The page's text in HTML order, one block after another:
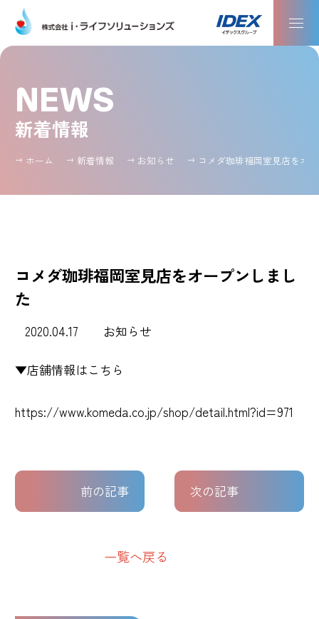
NEWS
新着情報
ホーム 新着情報 お知らせ コメダ珈琲福岡室見店をオ
コメダ珈琲福岡室見店をオープンしまし
た
2020.04.17 お知らせ
▼店舗情報はこちら
https://www.komeda.co.jp/shop/detail.html?id=971
前の記事 次の記事
一覧へ戻る